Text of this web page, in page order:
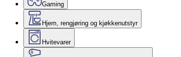
Gaming
Hjem, rengjøring og kjøkkenutstyr
Hvitevarer